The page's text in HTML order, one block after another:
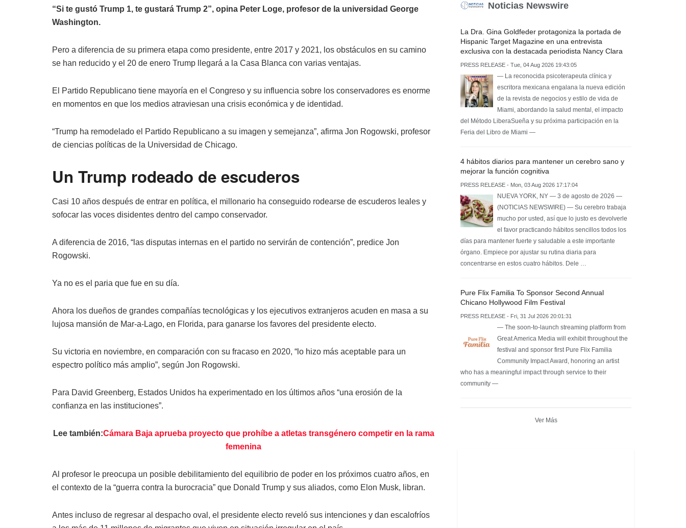
“Si te gustó Trump 1, te gustará Trump 2”, opina Peter Loge, profesor de la universidad George
Washington.
Pero a diferencia de su primera etapa como presidente, entre 2017 y 2021, los obstáculos en su camino
se han reducido y el 20 de enero Trump llegará a la Casa Blanca con varias ventajas.
El Partido Republicano tiene mayoría en el Congreso y su influencia sobre los conservadores es enorme
en momentos en que los medios atraviesan una crisis económica y de identidad.
“Trump ha remodelado el Partido Republicano a su imagen y semejanza”, afirma Jon Rogowski, profesor
de ciencias políticas de la Universidad de Chicago.
Un Trump rodeado de escuderos
Casi 10 años después de entrar en política, el millonario ha conseguido rodearse de escuderos leales y
sofocar las voces disidentes dentro del campo conservador.
A diferencia de 2016, “las disputas internas en el partido no servirán de contención”, predice Jon
Rogowski.
Ya no es el paria que fue en su día.
Ahora los dueños de grandes compañías tecnológicas y los ejecutivos extranjeros acuden en masa a su
lujosa mansión de Mar-a-Lago, en Florida, para ganarse los favores del presidente electo.
Su victoria en noviembre, en comparación con su fracaso en 2020, “lo hizo más aceptable para un
espectro político más amplio”, según Jon Rogowski.
Para David Greenberg, Estados Unidos ha experimentado en los últimos años “una erosión de la
confianza en las instituciones”.
Lee también:Cámara Baja aprueba proyecto que prohíbe a atletas transgénero competir en la rama
femenina
Al profesor le preocupa un posible debilitamiento del equilibrio de poder en los próximos cuatro años, en
el contexto de la “guerra contra la burocracia” que Donald Trump y sus aliados, como Elon Musk, libran.
Antes incluso de regresar al despacho oval, el presidente electo reveló sus intenciones y dan escalofríos
Noticias Newswire
La Dra. Gina Goldfeder protagoniza la portada de
Hispanic Target Magazine en una entrevista
exclusiva con la destacada periodista Nancy Clara
PRESS RELEASE - Tue, 04 Aug 2026 19:43:05
— La reconocida psicoterapeuta clínica y
escritora mexicana engalana la nueva edición
de la revista de negocios y estilo de vida de
Miami, abordando la salud mental, el impacto
del Método LiberaSueña y su próxima participación en la
Feria del Libro de Miami —
4 hábitos diarios para mantener un cerebro sano y
mejorar la función cognitiva
PRESS RELEASE - Mon, 03 Aug 2026 17:17:04
NUEVA YORK, NY — 3 de agosto de 2026 —
(NOTICIAS NEWSWIRE) — Su cerebro trabaja
mucho por usted, así que lo justo es devolverle
el favor practicando hábitos sencillos todos los
días para mantener fuerte y saludable a este importante
órgano. Empiece por ajustar su rutina diaria para
concentrarse en estos cuatro hábitos. Dele …
Pure Flix Familia To Sponsor Second Annual
Chicano Hollywood Film Festival
PRESS RELEASE - Fri, 31 Jul 2026 20:01:31
— The soon-to-launch streaming platform from
Great America Media will exhibit throughout the
festival and sponsor first Pure Flix Familia
Community Impact Award, honoring an artist
who has a meaningful impact through service to their
community —
Ver Más